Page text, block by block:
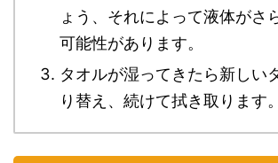
ょう、それによって液体がさ
可能性があります。
タオルが湿ってきたら新しい
り替え、続けて拭き取ります。